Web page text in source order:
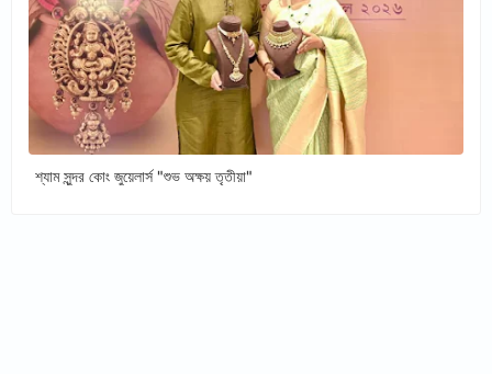
শ্যাম সুন্দর কোং জুয়েলার্স "শুভ অক্ষয় তৃতীয়া"